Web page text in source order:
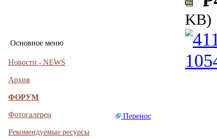
Основное меню
Новости - NEWS
Архив
ФОРУМ
Фотогалереи
Рекомендуемые ресурсы
KB)
Перенос